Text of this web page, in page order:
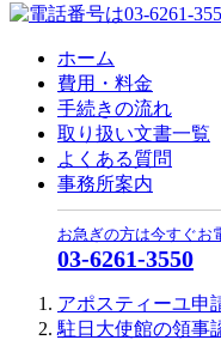
ホーム
費用・料金
手続きの流れ
取り扱い文書一覧
よくある質問
事務所案内
お急ぎの方は今すぐお
03-6261-3550
アポスティーユ申
駐日大使館の領事